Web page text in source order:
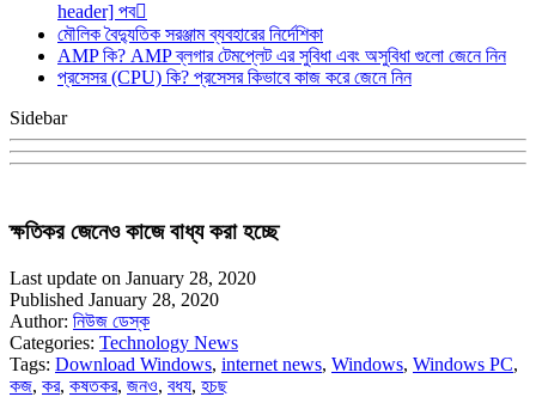
header] পব
মৌলিক বৈদ্যুতিক সরঞ্জাম ব্যবহারের নির্দেশিকা
AMP কি? AMP ব্লগার টেমপ্লেট এর সুবিধা এবং অসুবিধা গুলো জেনে নিন
প্রসেসর (CPU) কি? প্রসেসর কিভাবে কাজ করে জেনে নিন
Sidebar
ক্ষতিকর জেনেও কাজে বাধ্য করা হচ্ছে
Last update on January 28, 2020
Published January 28, 2020
Author: নিউজ ডেস্ক
Categories: Technology News
Tags: Download Windows, internet news, Windows, Windows PC,
কজ, কর, কষতকর, জনও, বধয, হচছ